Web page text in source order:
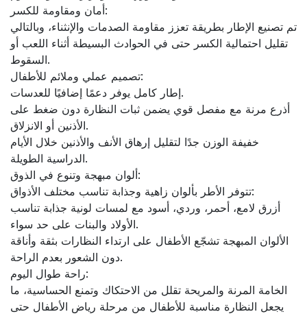
أمان ومقاومة للكسر:
تم تصنيع الإطار بطريقة تعزز مقاومة الصدمات والإنثناء، وبالتالي
تقليل احتمالية الكسر حتى في الحوادث البسيطة أثناء اللعب أو
السقوط.
تصميم عملي وملائم للأطفال:
إطار كامل يوفر دعمًا إضافيًا للعدسات.
أذرع مرنة مع مفصل قوي يضمن ثبات النظارة دون ضغط على
الأذنين أو الانزلاق.
خفيفة الوزن جدًا لتقليل إرهاق الأنف والأذنين خلال الأيام
الدراسية الطويلة.
ألوان مبهجة وتنوع في الذوق:
تتوفر الأطر بألوان زاهية وجذابة تناسب مختلف الأذواق:
أزرق لامع، أحمر، وردي، أسود مع لمسات لونية جذابة تناسب
الأولاد والبنات على حد سواء.
الألوان المبهجة تشجّع الأطفال على ارتداء النظارات بثقة وأناقة
دون الشعور بعدم الراحة.
راحة طوال اليوم:
الخامة المرنة والمريحة تقلل من الاحتكاك وتمنع الحساسية، ما
يجعل النظارة مناسبة للأطفال من مرحلة رياض الأطفال حتى